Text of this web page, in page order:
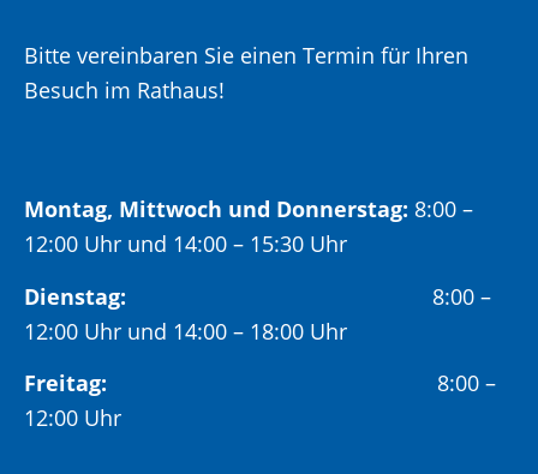
Bitte vereinbaren Sie einen Termin für Ihren
Besuch im Rathaus!
Montag, Mittwoch und Donnerstag: 8:00 –
12:00 Uhr und 14:00 – 15:30 Uhr
Dienstag: 8:00 –
12:00 Uhr und 14:00 – 18:00 Uhr
Freitag:
8:00 –
12:00 Uhr